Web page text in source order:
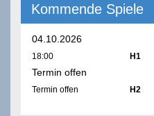
Kommende Spiele
04.10.2026
18:00 H1
Termin offen
Termin offen H2